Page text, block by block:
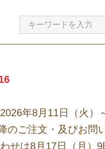
年8月11日（火）
のご注文・及びお問
せは8月17日（月）